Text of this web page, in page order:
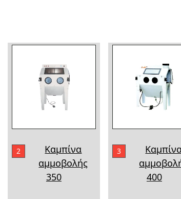
2
Καμπίνα
αμμοβολής
350
3
400